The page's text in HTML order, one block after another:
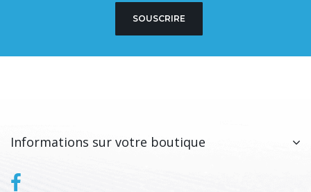
SOUSCRIRE
Informations sur votre boutique